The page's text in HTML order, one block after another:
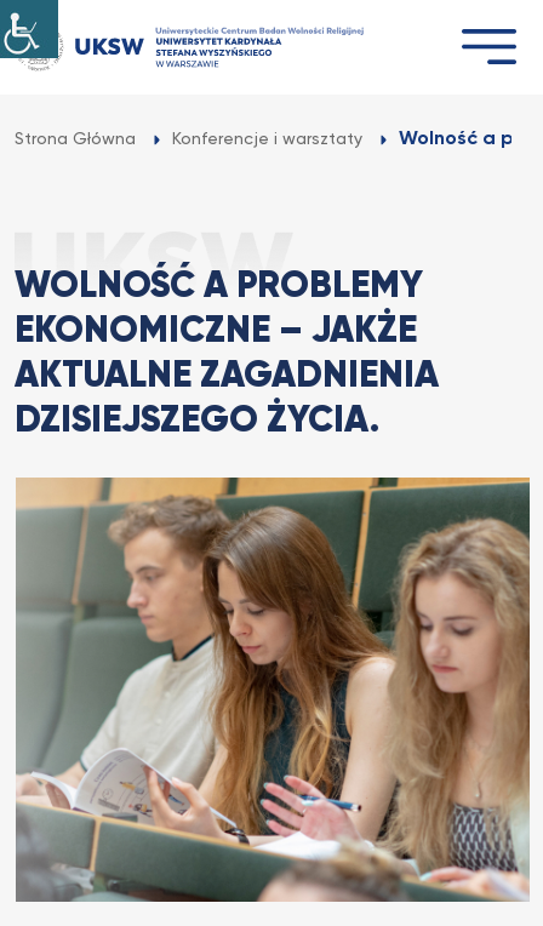
Przejdź
do
treści
Strona Główna Konferencje i warsztaty Wolność a
WOLNOŚĆ A PROBLEMY
EKONOMICZNE – JAKŻE
AKTUALNE ZAGADNIENIA
DZISIEJSZEGO ŻYCIA.